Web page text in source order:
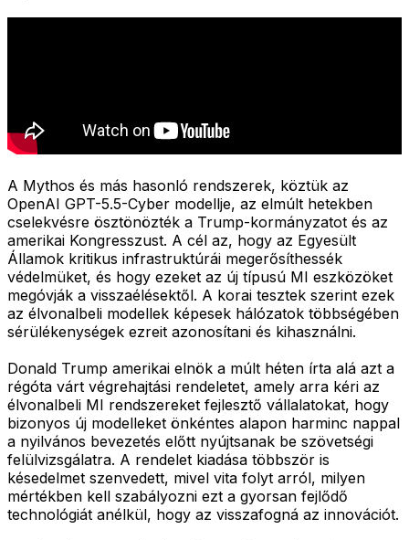
A Mythos és más hasonló rendszerek, köztük az
OpenAI GPT-5.5-Cyber modellje, az elmúlt hetekben
cselekvésre ösztönözték a Trump-kormányzatot és az
amerikai Kongresszust. A cél az, hogy az Egyesült
Államok kritikus infrastruktúrái megerősíthessék
védelmüket, és hogy ezeket az új típusú MI eszközöket
megóvják a visszaélésektől. A korai tesztek szerint ezek
az élvonalbeli modellek képesek hálózatok többségében
sérülékenységek ezreit azonosítani és kihasználni.
Donald Trump amerikai elnök a múlt héten írta alá azt a
régóta várt végrehajtási rendeletet, amely arra kéri az
élvonalbeli MI rendszereket fejlesztő vállalatokat, hogy
bizonyos új modelleket önkéntes alapon harminc nappal
a nyilvános bevezetés előtt nyújtsanak be szövetségi
felülvizsgálatra. A rendelet kiadása többször is
késedelmet szenvedett, mivel vita folyt arról, milyen
mértékben kell szabályozni ezt a gyorsan fejlődő
technológiát anélkül, hogy az visszafogná az innovációt.